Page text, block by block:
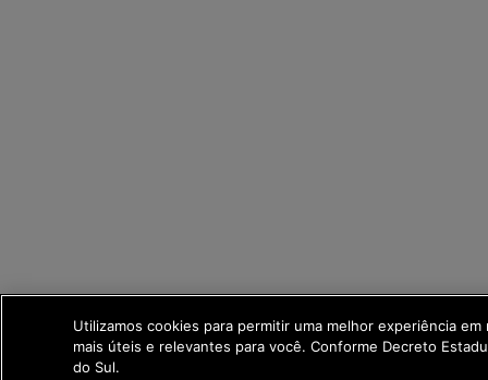
Utilizamos cookies para permitir uma melhor experiência
mais úteis e relevantes para você. Conforme Decreto
do Sul.